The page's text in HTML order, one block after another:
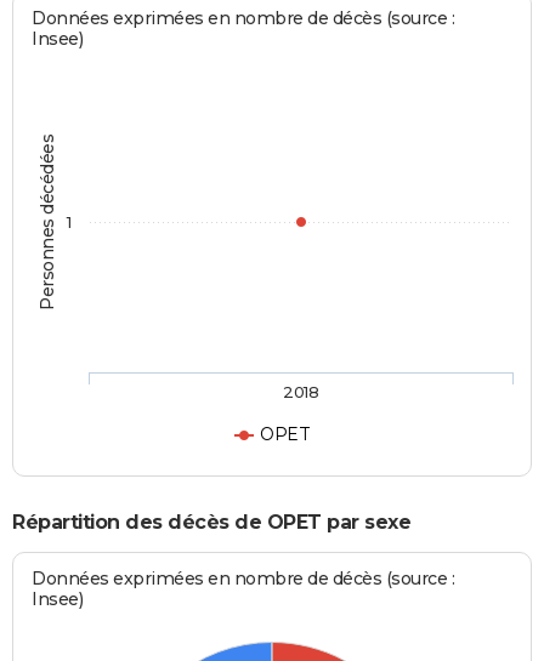
Personnes décédées
Données exprimées en nombre de décès (source :
Insee)
OPET
2018
1
Répartition des décès de OPET par sexe
Données exprimées en nombre de décès (source :
Insee)